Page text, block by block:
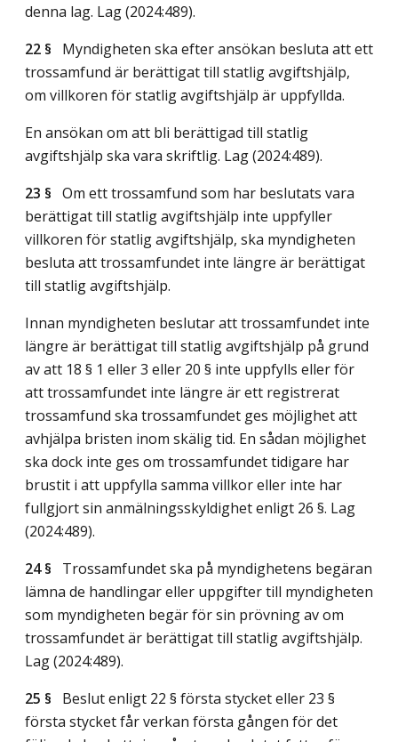
denna lag. Lag (2024:489).
22 § Myndigheten ska efter ansökan besluta att ett
trossamfund är berättigat till statlig avgiftshjälp,
om villkoren för statlig avgiftshjälp är uppfyllda.
En ansökan om att bli berättigad till statlig
avgiftshjälp ska vara skriftlig. Lag (2024:489).
23 § Om ett trossamfund som har beslutats vara
berättigat till statlig avgiftshjälp inte uppfyller
villkoren för statlig avgiftshjälp, ska myndigheten
besluta att trossamfundet inte längre är berättigat
till statlig avgiftshjälp.
Innan myndigheten beslutar att trossamfundet inte
längre är berättigat till statlig avgiftshjälp på grund
av att 18 § 1 eller 3 eller 20 § inte uppfylls eller för
att trossamfundet inte längre är ett registrerat
trossamfund ska trossamfundet ges möjlighet att
avhjälpa bristen inom skälig tid. En sådan möjlighet
ska dock inte ges om trossamfundet tidigare har
brustit i att uppfylla samma villkor eller inte har
fullgjort sin anmälningsskyldighet enligt 26 §. Lag
(2024:489).
24 § Trossamfundet ska på myndighetens begäran
lämna de handlingar eller uppgifter till myndigheten
som myndigheten begär för sin prövning av om
trossamfundet är berättigat till statlig avgiftshjälp.
Lag (2024:489).
25 § Beslut enligt 22 § första stycket eller 23 §
första stycket får verkan första gången för det